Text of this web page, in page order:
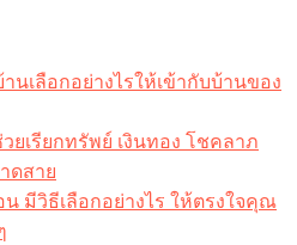
นเลือกอย่างไรให้เข้ากับบ้านของ
ยเรียกทรัพย์ เงินทอง โชคลาภ
ดสาย
มีวิธีเลือกอย่างไร ให้ตรงใจคุณ